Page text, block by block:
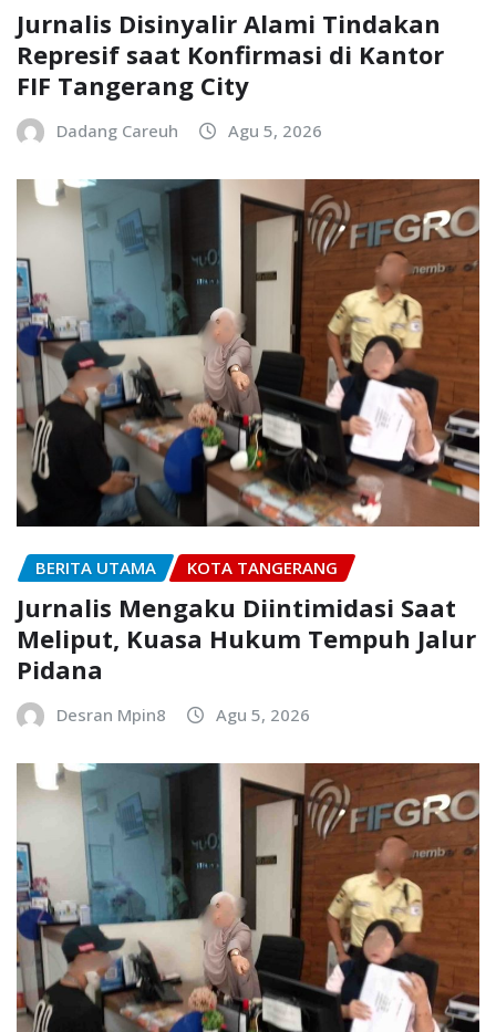
Jurnalis Disinyalir Alami Tindakan
Represif saat Konfirmasi di Kantor
FIF Tangerang City
Dadang Careuh Agu 5, 2026
BERITA UTAMA KOTA TANGERANG
Jurnalis Mengaku Diintimidasi Saat
Meliput, Kuasa Hukum Tempuh Jalur
Pidana
Desran Mpin8 Agu 5, 2026